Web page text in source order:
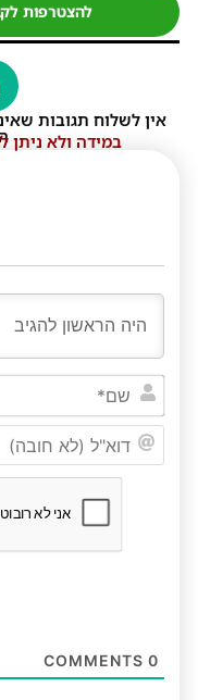
להצטרפות
אין לשלוח תגובות
במידה ולא ניתן
0